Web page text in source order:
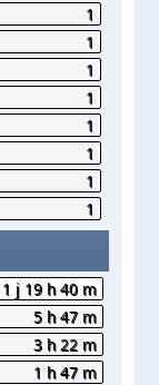
1
1
1
1
1
1
1
1
1 j 19 h 40 m
5 h 47 m
3 h 22 m
1 h 47 m